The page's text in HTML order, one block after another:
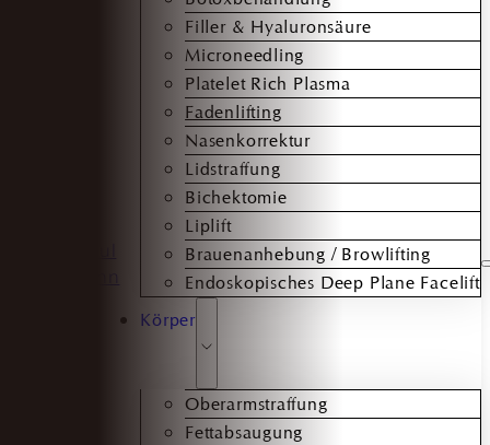
Filler & Hyaluronsäure
Microneedling
Platelet Rich Plasma
Fadenlifting
Nasenkorrektur
Lidstraffung
Bichektomie
Liplift
Brauenanhebung / Browlifting
Endoskopisches Deep Plane Facelift
Körper
Oberarmstraffung
Fettabsaugung